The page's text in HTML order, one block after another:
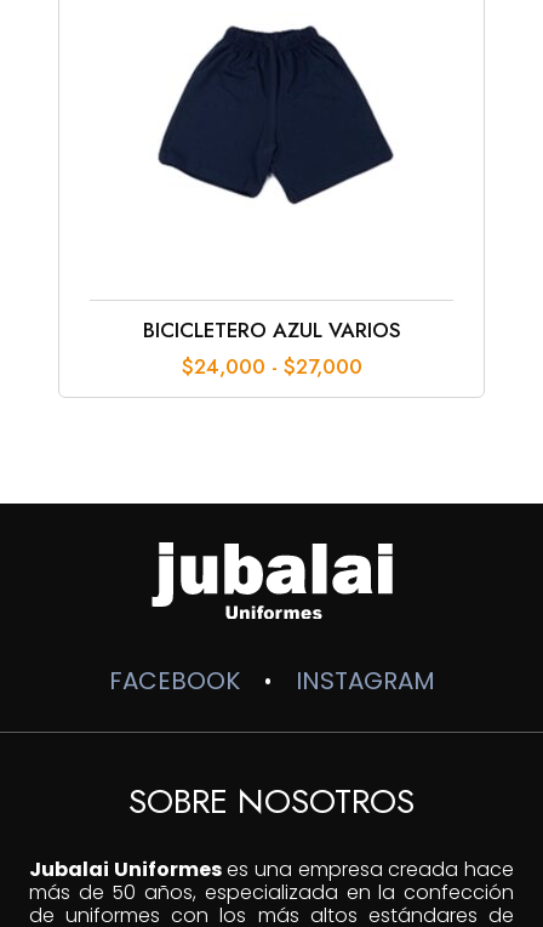
BICICLETERO AZUL VARIOS
$24,000 - $27,000Rango
de
$27,000
FACEBOOK • INSTAGRAM
SOBRE NOSOTROS
Jubalai Uniformeses una empresa creada hace
más de 50 años, especializada en la confección
de uniformes con los más altos estándares de